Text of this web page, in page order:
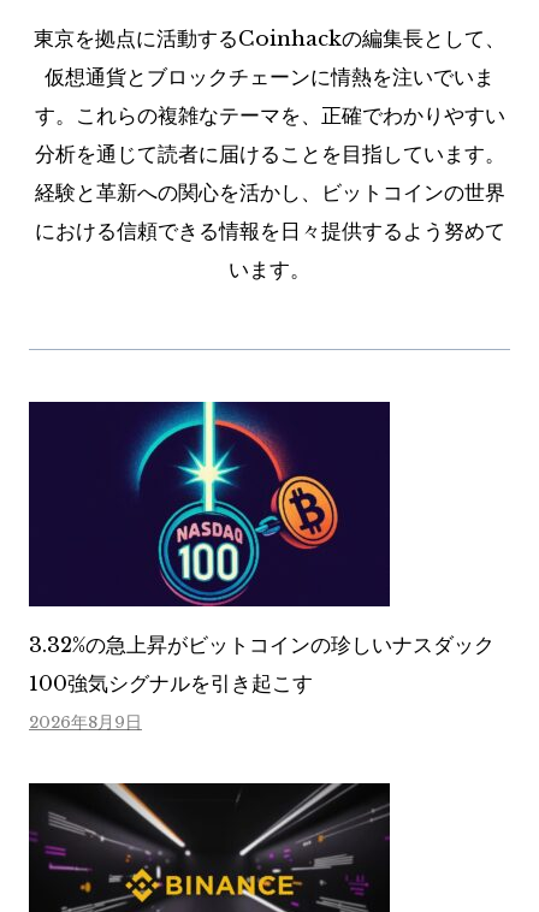
東京を拠点に活動するCoinhackの編集長として、
仮想通貨とブロックチェーンに情熱を注いでいま
す。これらの複雑なテーマを、正確でわかりやすい
分析を通じて読者に届けることを目指しています。
経験と革新への関心を活かし、ビットコインの世界
における信頼できる情報を日々提供するよう努めて
います。
3.32%の急上昇がビットコインの珍しいナスダック
100強気シグナルを引き起こす
2026年8月9日